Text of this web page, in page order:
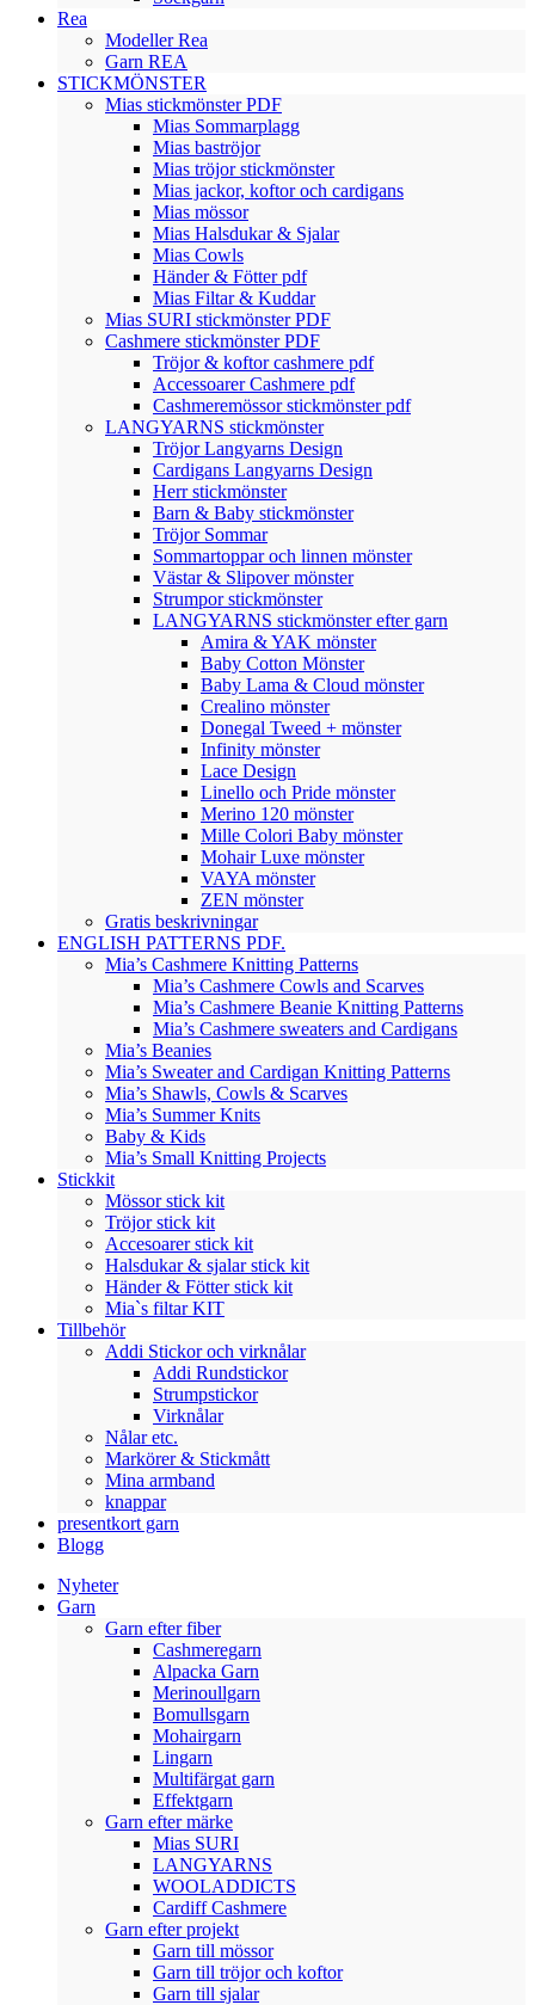
Rea
Modeller Rea
Garn REA
STICKMÖNSTER
Mias stickmönster PDF
Mias Sommarplagg
Mias baströjor
Mias tröjor stickmönster
Mias jackor, koftor och cardigans
Mias mössor
Mias Halsdukar & Sjalar
Mias Cowls
Händer & Fötter pdf
Mias Filtar & Kuddar
Mias SURI stickmönster PDF
Cashmere stickmönster PDF
Tröjor & koftor cashmere pdf
Accessoarer Cashmere pdf
Cashmeremössor stickmönster pdf
LANGYARNS stickmönster
Tröjor Langyarns Design
Cardigans Langyarns Design
Herr stickmönster
Barn & Baby stickmönster
Tröjor Sommar
Sommartoppar och linnen mönster
Västar & Slipover mönster
Strumpor stickmönster
LANGYARNS stickmönster efter garn
Amira & YAK mönster
Baby Cotton Mönster
Baby Lama & Cloud mönster
Crealino mönster
Donegal Tweed + mönster
Infinity mönster
Lace Design
Linello och Pride mönster
Merino 120 mönster
Mille Colori Baby mönster
Mohair Luxe mönster
VAYA mönster
ZEN mönster
Gratis beskrivningar
ENGLISH PATTERNS PDF.
Mia’s Cashmere Knitting Patterns
Mia’s Cashmere Cowls and Scarves
Mia’s Cashmere Beanie Knitting Patterns
Mia’s Cashmere sweaters and Cardigans
Mia’s Beanies
Mia’s Sweater and Cardigan Knitting Patterns
Mia’s Shawls, Cowls & Scarves
Mia’s Summer Knits
Baby & Kids
Mia’s Small Knitting Projects
Stickkit
Mössor stick kit
Tröjor stick kit
Accesoarer stick kit
Halsdukar & sjalar stick kit
Händer & Fötter stick kit
Mia`s filtar KIT
Tillbehör
Addi Stickor och virknålar
Addi Rundstickor
Strumpstickor
Virknålar
Nålar etc.
Markörer & Stickmått
Mina armband
knappar
presentkort garn
Blogg
Nyheter
Garn
Garn efter fiber
Cashmeregarn
Alpacka Garn
Merinoullgarn
Bomullsgarn
Mohairgarn
Lingarn
Multifärgat garn
Effektgarn
Garn efter märke
Mias SURI
LANGYARNS
WOOLADDICTS
Cardiff Cashmere
Garn efter projekt
Garn till mössor
Garn till tröjor och koftor
Garn till sjalar